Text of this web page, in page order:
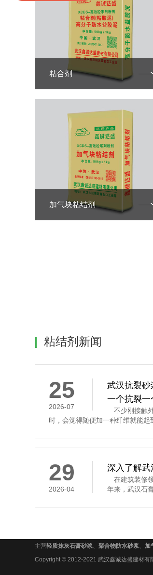
粘合剂
加气块粘结剂
粘结剂新闻
25
2026-07
武汉抗裂砂
一个抗裂一
不少刚接触
时，会觉得随便加一种纤维就能起
29
2026-04
深入了解
在建筑装修
年来，武汉石
主营轻质抹灰石膏砂浆、 聚合物防水砂浆、 加
Copyright © 2012-2021 武汉鑫诚达盛建材有